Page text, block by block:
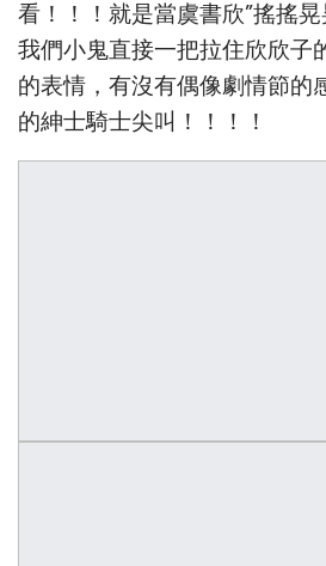
看！！！就是當虞書欣”搖搖晃
我們小鬼直接一把拉住欣欣子
的表情，有沒有偶像劇情節的
的紳士騎士尖叫！！！！